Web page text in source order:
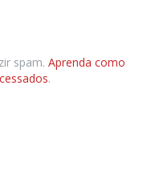
spam. Aprenda como
.